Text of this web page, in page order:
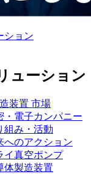
ション
ューション
装置 市場
・電子カンパニー
組み・活動
へのアクション
イ真空ポンプ
体製造装置